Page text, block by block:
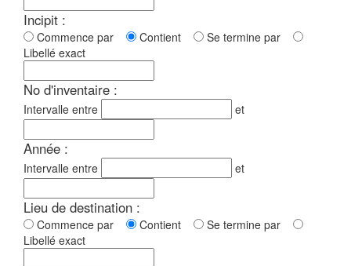
Incipit :
Commence par Contient
Se termine par
Libellé exact
No d'inventaire :
Intervalle entre et
Année :
Intervalle entre et
Lieu de destination :
Commence par Contient
Se termine par
Libellé exact